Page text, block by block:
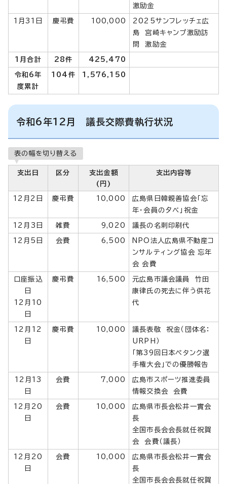
激励金
1月31日 慶弔費 100,000
2025サンフレッチェ広
島 宮崎キャンプ激励訪
問 激励金
1月合計 28件 425,470
令和6年
度累計
104件 1,576,150
令和6年12月 議長交際費執行状況
表の幅を切り替える
支出日 区分
支出金額
(円)
支出内容等
12月2日 慶弔費 10,000
広島県日韓親善協会「忘
年・会員の夕べ」祝金
12月3日 雑費 9,020 議長の名刺印刷代
12月5日 会費 6,500
NPO法人広島県不動産コ
ンサルティング協会 忘年
会 会費
口座振込
日
12月10
日
慶弔費 16,500
元広島市議会議員 竹田
康律氏の死去に伴う供花
代
12月12
日
慶弔費 10,000
議長表敬 祝金（団体名：
URPH）
「第39回日本ペタンク選
手権大会」での優勝報告
12月13
日
会費 7,000
広島市スポーツ推進委員
情報交換会 会費
12月20
日
会費 10,000
広島県市長会松井一實会
長
全国市長会会長就任祝賀
会 会費（議長）
12月20
日
会費 10,000
広島県市長会松井一實会
長
全国市長会会長就任祝賀